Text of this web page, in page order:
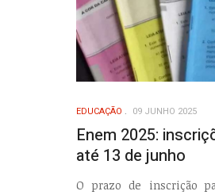
EDUCAÇÃO 09 JUNHO 2025
Enem 2025:
até 13 de junho
O prazo de inscrição